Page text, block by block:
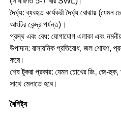
দৈর্ঘ্য: ব্যবহৃত কার্যকরী দৈর্ঘ্য বোঝায় (যেমন
আংটির কেন্দ্র পর্যন্ত)।
প্রস্থ এবং বেধ: যোগাযোগ এলাকা এবং
উপাদান: রাসায়নিক প্রতিরোধ, জল শোষণ,
করে।
শেষ টুকরা প্রকার: যেমন চোখের রিং, জে-হুক,
সাথে মেলাতে হবে।
বৈশিষ্ট্য